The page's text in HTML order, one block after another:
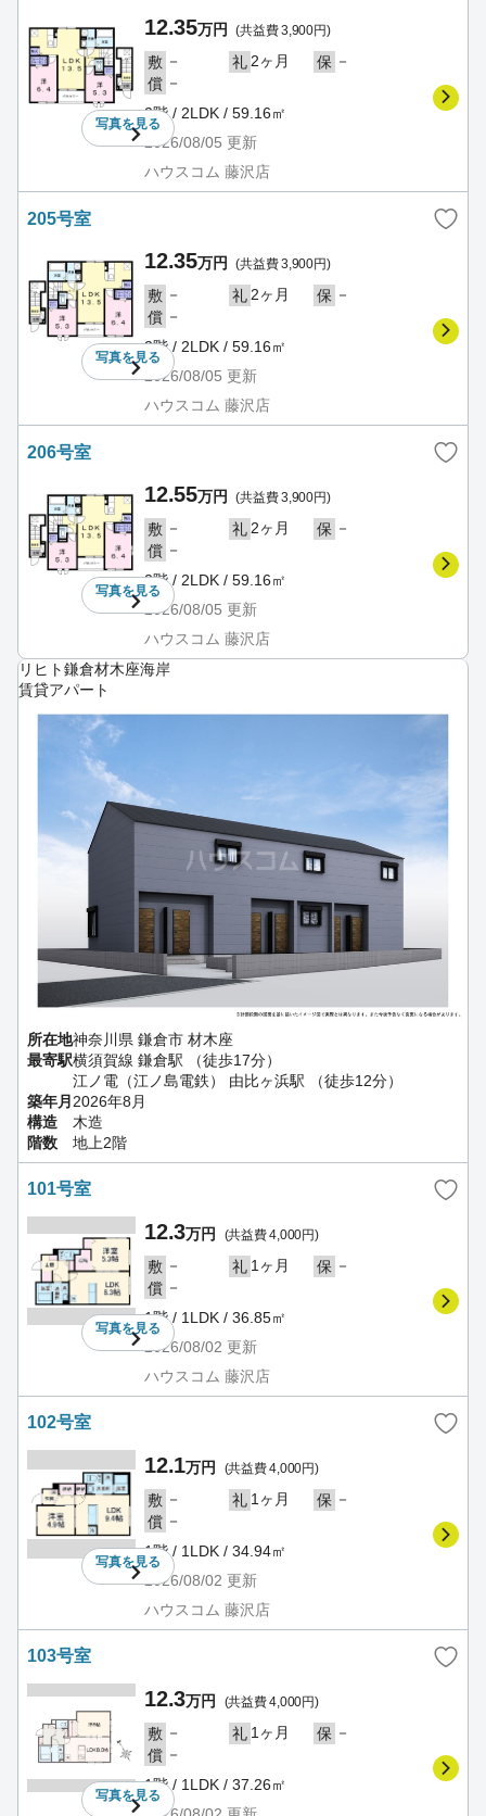
写真を見る
12.35万円 (共益費 3,900円)
敷 － 礼2ヶ月 保 －
償 －
2階 / 2LDK / 59.16㎡
2026/08/05 更新
ハウスコム 藤沢店
205号室
写真を見る
12.35万円 (共益費 3,900円)
敷 － 礼2ヶ月 保 －
償 －
2階 / 2LDK / 59.16㎡
2026/08/05 更新
ハウスコム 藤沢店
206号室
写真を見る
12.55万円 (共益費 3,900円)
敷 － 礼2ヶ月 保 －
償 －
2階 / 2LDK / 59.16㎡
2026/08/05 更新
ハウスコム 藤沢店
リヒト鎌倉材木座海岸
賃貸アパート
所在地神奈川県 鎌倉市 材木座
最寄駅横須賀線 鎌倉駅 （徒歩17分）
江ノ電（江ノ島電鉄） 由比ヶ浜駅 （徒歩12分）
築年月 2026年8月
構造
木造
階数
地上2階
101号室
写真を見る
12.3万円 (共益費 4,000円)
敷 － 礼 1ヶ月 保 －
償 －
1階 / 1LDK / 36.85㎡
2026/08/02 更新
ハウスコム 藤沢店
102号室
写真を見る
12.1万円 (共益費 4,000円)
敷 － 礼 1ヶ月 保 －
償 －
1階 / 1LDK / 34.94㎡
2026/08/02 更新
ハウスコム 藤沢店
103号室
写真を見る
12.3万円 (共益費 4,000円)
敷 － 礼 1ヶ月 保 －
償 －
1階 / 1LDK / 37.26㎡